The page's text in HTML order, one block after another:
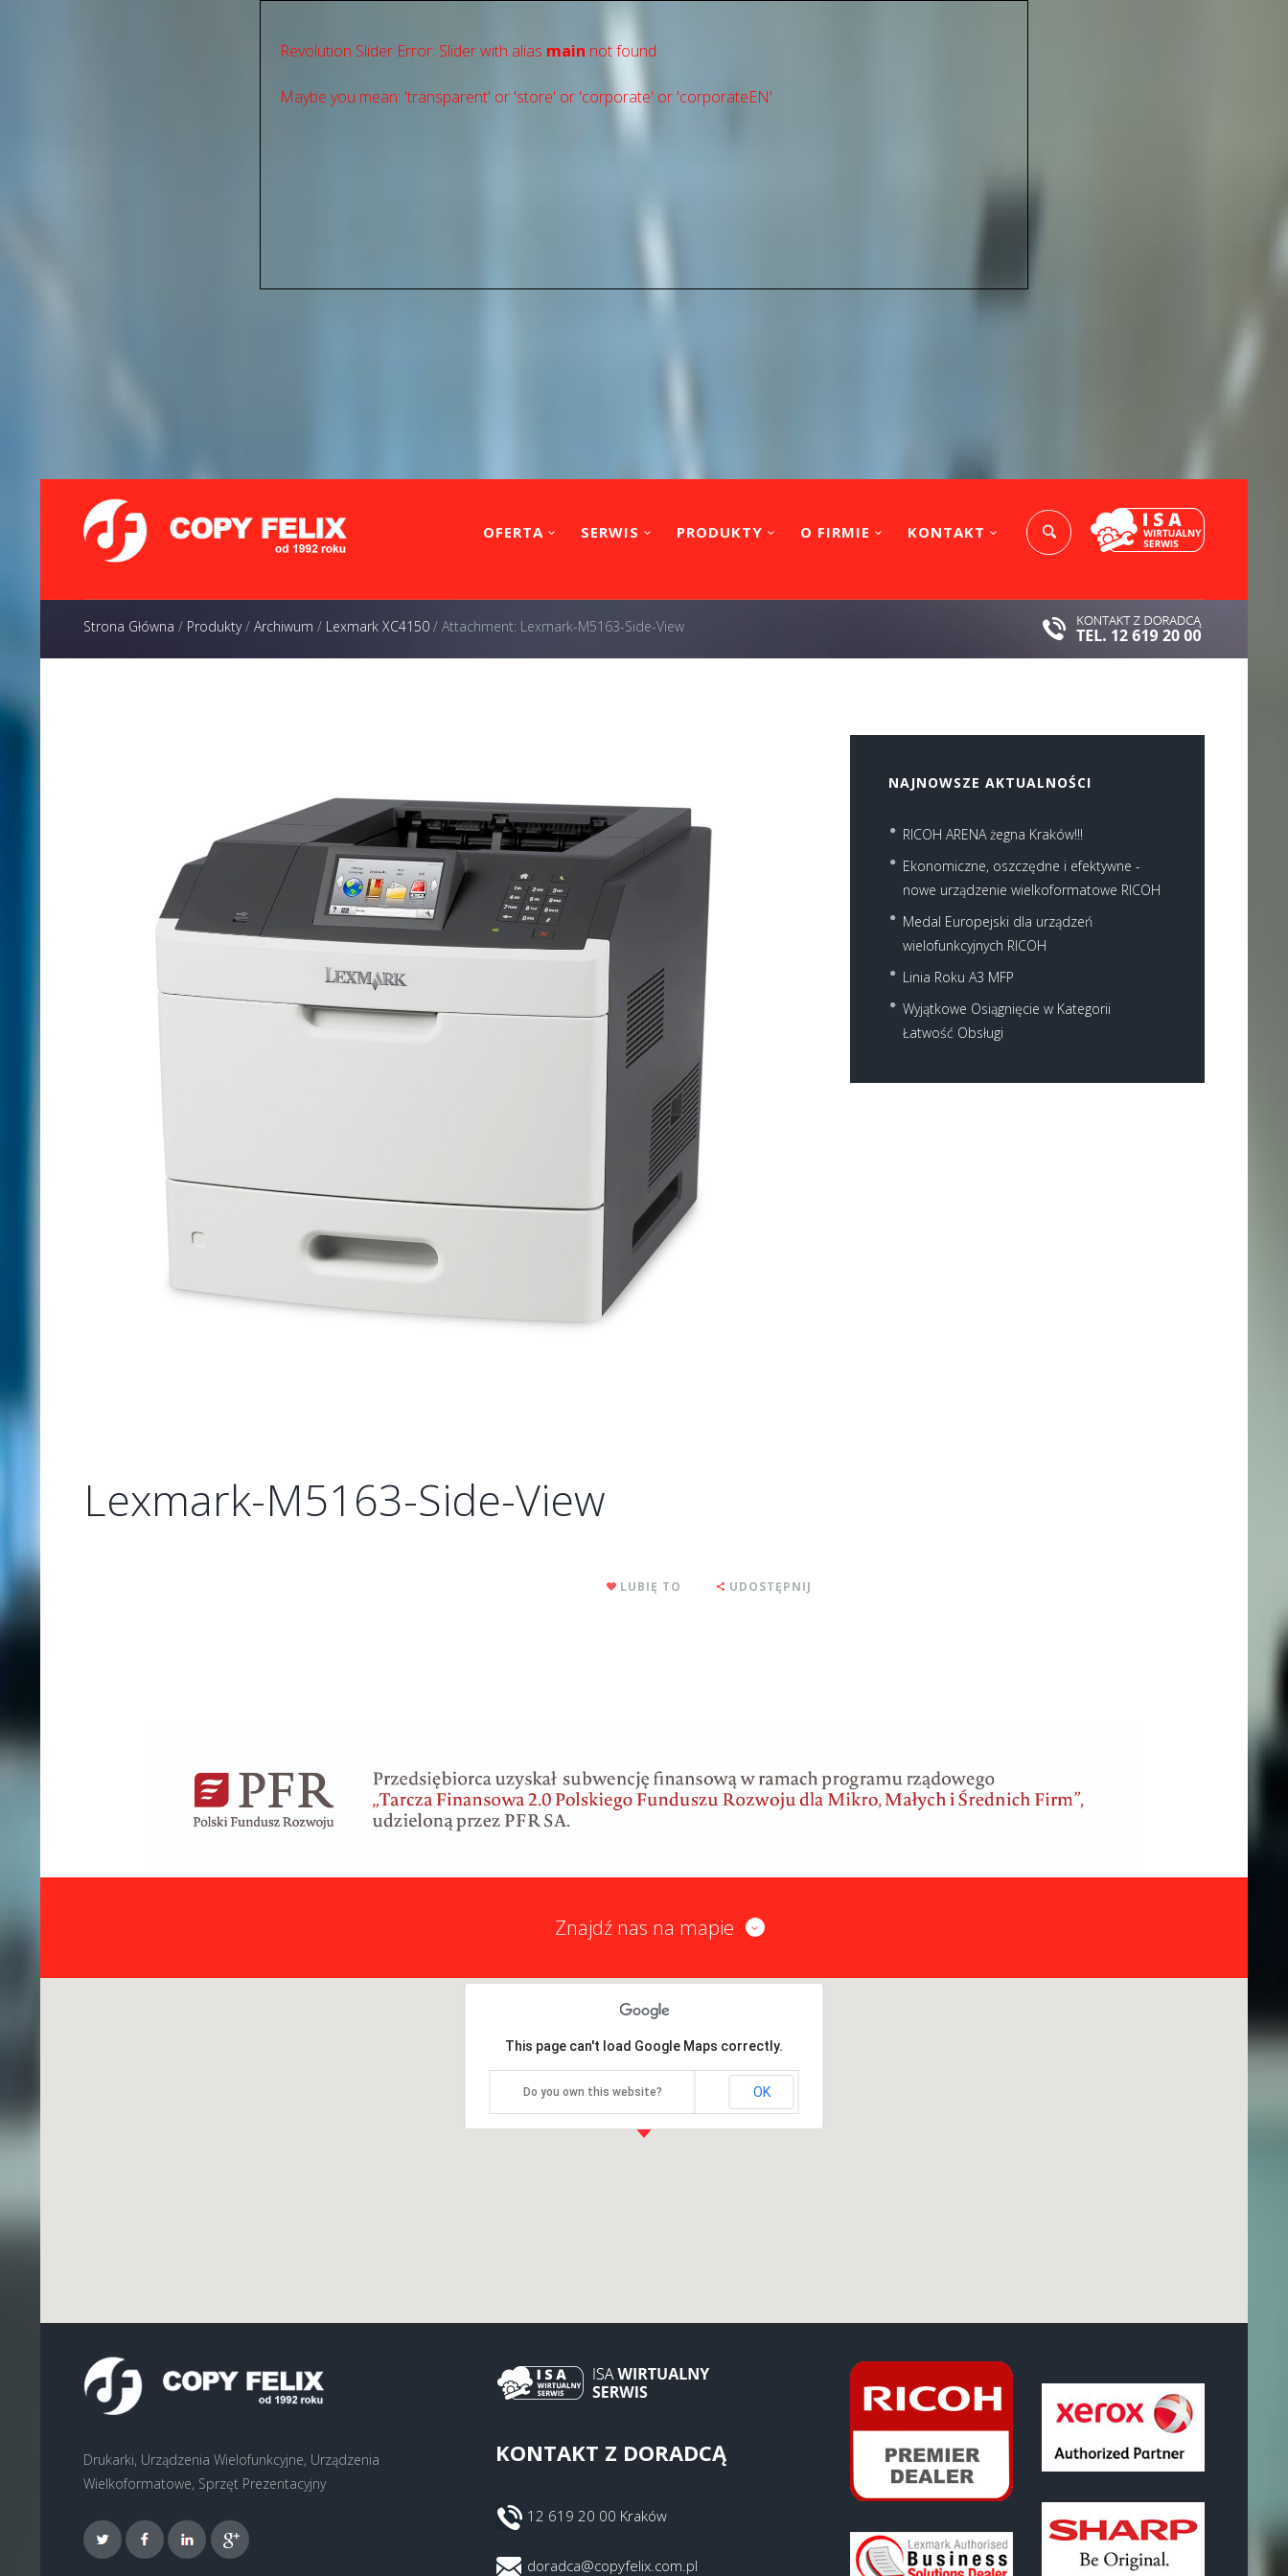
Revolution Slider Error: Slider with alias main not found.
Maybe you mean: 'transparent' or 'store' or 'сorporate' or 'corporateEN'
OFERTA SERWIS PRODUKTY O FIRMIE KONTAKT
Strona Główna / Produkty/ Archiwum / Lexmark XC4150 / Attachment: Lexmark-M5163-Side-View
Ricoh MP 2554ZSP
Lexmark-M5163-Side-View
LUBIĘ TO UDOSTĘPNIJ
NAJNOWSZE AKTUALNOŚCI
RICOH ARENA żegna Kraków!!!
Ekonomiczne, oszczędne i efektywne -
nowe urządzenie wielkoformatowe RICOH
Medal Europejski dla urządzeń
wielofunkcyjnych RICOH
Linia Roku A3 MFP
Wyjątkowe Osiągnięcie w Kategorii
Łatwość Obsługi
Znajdź nas na mapie
This page can't load Google Maps correctly.
Do you own this website? OK
Drukarki, Urządzenia Wielofunkcyjne, Urządzenia
Wielkoformatowe, Sprzęt Prezentacyjny
KONTAKT Z DORADCĄ
12 619 20 00 Kraków
doradca@copyfelix.com.pl